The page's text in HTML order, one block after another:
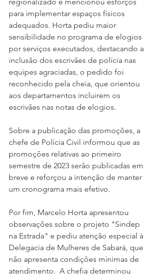
para implementar espaços físicos
adequados. Horta pediu maior
sensibilidade no programa de elogios
por serviços executados, destacando a
inclusão dos escrivães de polícia nas
equipes agraciadas, o pedido foi
reconhecido pela cheia, que orientou
aos departamentos incluirem os
escrivães nas notas de elogios.
Sobre a publicação das promoções, a
chefe de Polícia Civil informou que as
promoções relativas ao primeiro
semestre de 2023 serão publicadas em
breve e reforçou a intenção de manter
um cronograma mais efetivo.
Por fim, Marcelo Horta apresentou
observações sobre o projeto "Sindep
na Estrada" e pediu atenção especial à
Delegacia de Mulheres de Sabará, que
não apresenta condições mínimas de
atendimento.  A chefia determinou